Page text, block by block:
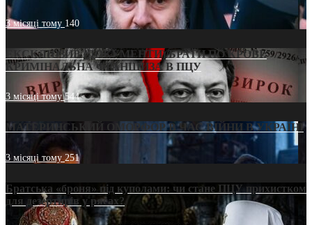
3 місяці тому 140
ЕКСКЛЮЗИВ (ДОКУМЕНТИ)/БРАТИ ПО КРОВІ:
КРИМІНАЛЬНА ФРАНШИЗА В ПЦУ
3 місяці тому544
МАТЕРИНСЬКИЙ ОМОРФОР В ЧАС ВІЙНИ В УКРАЇНІ
3 місяці тому251
Братська «броня» під куполами: чи стане ПЦУ прихистком
для дезертирів у рясах?